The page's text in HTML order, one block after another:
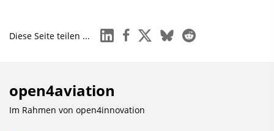
Diese Seite teilen ... linkedinfacebook
x blueskyreddit
open4aviation
Im Rahmen von open4innovation